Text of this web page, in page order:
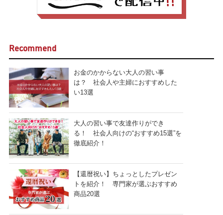
Recommend
お金のかからない大人の習い事
は？ 社会人や主婦におすすめした
い13選
大人の習い事で友達作りができ
る！ 社会人向けの“おすすめ15選”を
徹底紹介！
【還暦祝い】ちょっとしたプレゼン
トを紹介！ 専門家が選ぶおすすめ
商品20選